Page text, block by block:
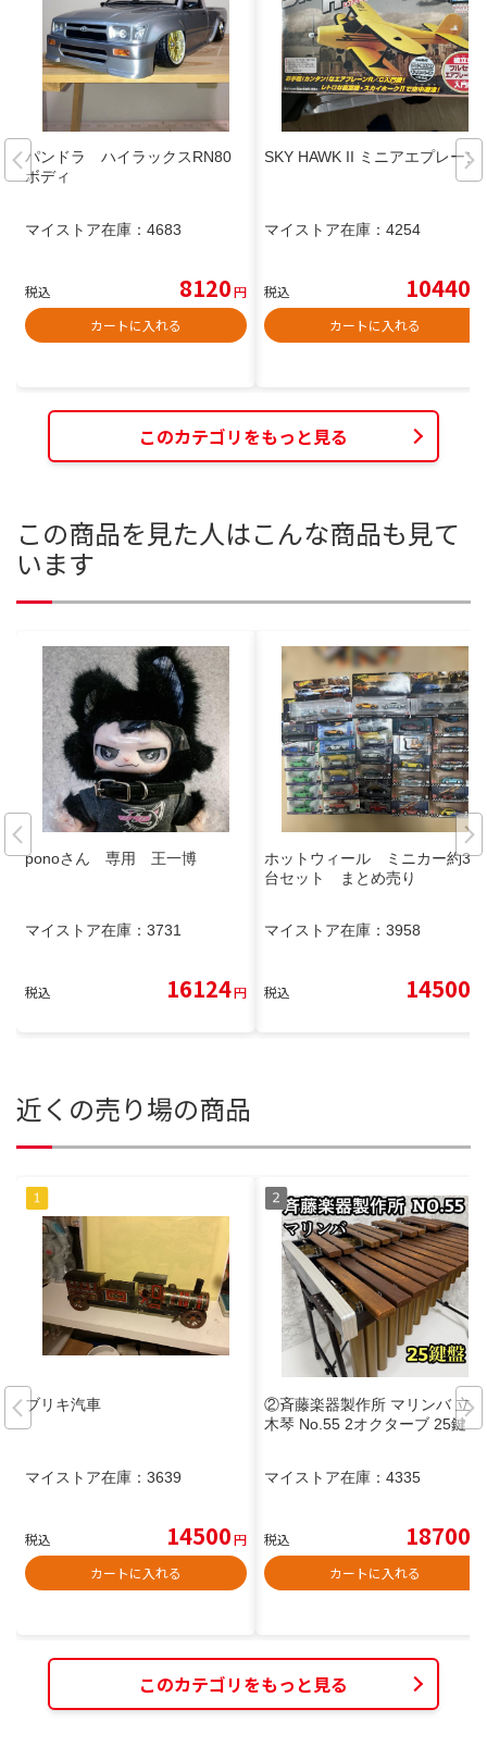
パンドラ ハイラックスRN80
ボディ
マイストア在庫： 4683
税込 8120円
カートに入れる
SKY HAWK II ミニアエプレーン
マイストア在庫： 4254
税込 10440
カートに入れる
このカテゴリをもっと見る
この商品を見た人はこんな商品も見て
います
ponoさん 専用 王一博
マイストア在庫： 3731
税込 16124円
ホットウィール ミニカー約30
台セット まとめ売り
マイストア在庫： 3958
税込 14500
近くの売り場の商品
ブリキ汽車
マイストア在庫： 3639
税込 14500円
カートに入れる
②斉藤楽器製作所 マリンバ 立奏
木琴 No.55 2オクターブ 25鍵
マイストア在庫： 4335
税込 18700
カートに入れる
このカテゴリをもっと見る